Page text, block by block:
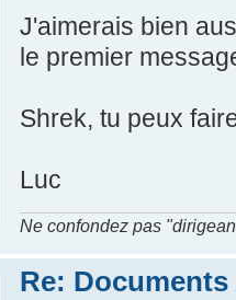
J'aimerais bien
le premier
Shrek, tu peux
Luc
Ne confondez pas
Re: